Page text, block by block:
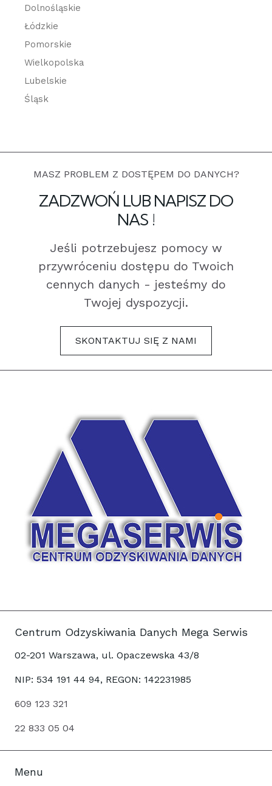
Dolnośląskie
Łódzkie
Pomorskie
Wielkopolska
Lubelskie
Śląsk
MASZ PROBLEM Z DOSTĘPEM DO DANYCH?
ZADZWOŃ LUB NAPISZ DO
NAS !
Jeśli potrzebujesz pomocy w
przywróceniu dostępu do Twoich
cennych danych - jesteśmy do
Twojej dyspozycji.
SKONTAKTUJ SIĘ Z NAMI
Centrum Odzyskiwania Danych Mega Serwis
02-201 Warszawa, ul. Opaczewska 43/8
NIP: 534 191 44 94, REGON: 142231985
609 123 321
22 833 05 04
Menu